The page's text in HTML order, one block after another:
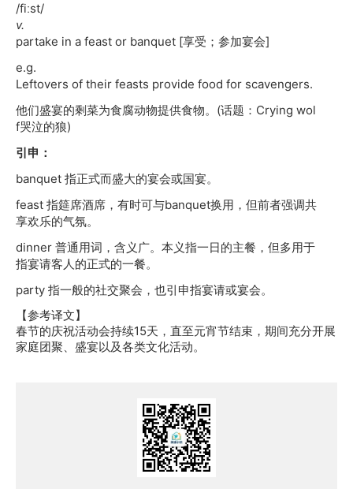
/fiːst/
v.
partake in a feast or banquet [享受；参加宴会]
e.g.
Leftovers of their feasts provide food for scavengers.
他们盛宴的剩菜为食腐动物提供食物。(话题：Crying wol
f哭泣的狼)
引申：
banquet 指正式而盛大的宴会或国宴。
feast 指筵席酒席，有时可与banquet换用，但前者强调共
享欢乐的气氛。
dinner 普通用词，含义广。本义指一日的主餐，但多用于
指宴请客人的正式的一餐。
party 指一般的社交聚会，也引申指宴请或宴会。
【参考译文】
春节的庆祝活动会持续15天，直至元宵节结束，期间充分开展
家庭团聚、盛宴以及各类文化活动。